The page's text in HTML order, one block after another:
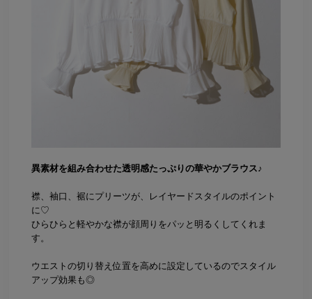
異素材を組み合わせた透明感たっぷりの華やかブラウス♪
襟、袖口、裾にプリーツが、レイヤードスタイルのポイント
に♡
ひらひらと軽やかな襟が顔周りをパッと明るくしてくれま
す。
ウエストの切り替え位置を高めに設定しているのでスタイル
アップ効果も◎